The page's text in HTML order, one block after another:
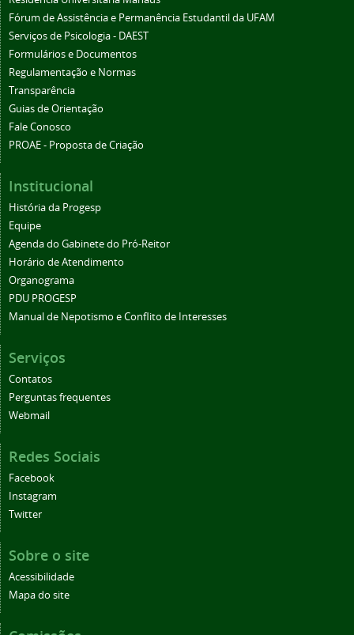
Fórum de Assistência e Permanência Estudantil da UFAM
Serviços de Psicologia - DAEST
Formulários e Documentos
Regulamentação e Normas
Transparência
Guias de Orientação
Fale Conosco
PROAE - Proposta de Criação
Institucional
História da Progesp
Equipe
Agenda do Gabinete do Pró-Reitor
Horário de Atendimento
Organograma
PDU PROGESP
Manual de Nepotismo e Conflito de Interesses
Serviços
Contatos
Perguntas frequentes
Webmail
Redes Sociais
Facebook
Instagram
Twitter
Sobre o site
Acessibilidade
Mapa do site